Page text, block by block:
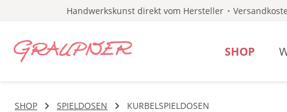
Hauptinhalt springen
Zur Suche springen
Zur Hauptnavigation springen
Handwerkskunst direkt vom Hersteller
SHOP
SHOP SPIELDOSEN KURBELSPIELDOSEN